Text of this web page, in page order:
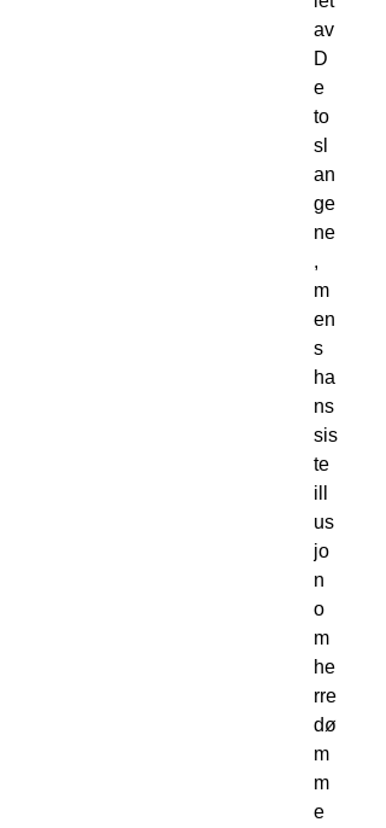
av
D
e
to
sl
an
ge
ne
,
m
en
s
ha
ns
sis
te
ill
us
jo
n
o
m
he
rre
dø
m
m
e